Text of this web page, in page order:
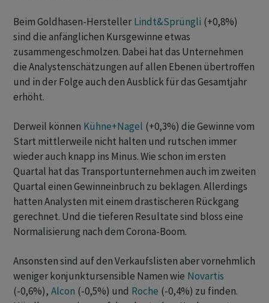
Beim Goldhasen-Hersteller Lindt&Sprüngli (+0,8%)
sind die anfänglichen Kursgewinne etwas
zusammengeschmolzen. Dabei hat das Unternehmen
die Analystenschätzungen auf allen Ebenen übertroffen
und in der Folge auch den Ausblick für das Gesamtjahr
erhöht.
Derweil können Kühne+Nagel (+0,3%) die Gewinne vom
Start mittlerweile nicht halten und rutschen immer
wieder auch knapp ins Minus. Wie schon im ersten
Quartal hat das Transportunternehmen auch im zweiten
Quartal einen Gewinneinbruch zu beklagen. Allerdings
hatten Analysten mit einem drastischeren Rückgang
gerechnet. Und die tieferen Resultate sind bloss eine
Normalisierung nach dem Corona-Boom.
Ansonsten sind auf den Verkaufslisten aber vornehmlich
weniger konjunktursensible Namen wie Novartis
(-0,6%), Alcon (-0,5%) und Roche (-0,4%) zu finden.